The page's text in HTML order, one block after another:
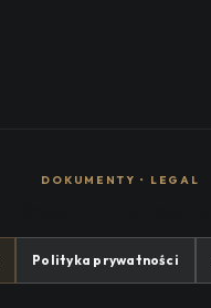
DOKUMENTY • LEGAL
Polityka prywatności